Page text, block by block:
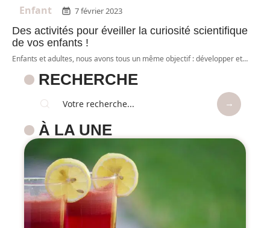
Enfant 7 février 2023
Des activités pour éveiller la curiosité scientifique
de vos enfants !
Enfants et adultes, nous avons tous un même objectif : développer et…
RECHERCHE
À LA UNE